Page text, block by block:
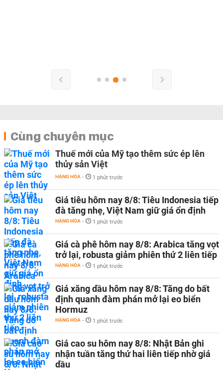
Cùng chuyên mục
Thuế mới của Mỹ tạo thêm sức ép lên
thủy sản Việt
HÀNG HÓA - 1 phút trước
Giá tiêu hôm nay 8/8: Tiêu Indonesia tiếp
đà tăng nhẹ, Việt Nam giữ giá ổn định
HÀNG HÓA - 1 phút trước
Giá cà phê hôm nay 8/8: Arabica tăng vọt
trở lại, robusta giảm phiên thứ 2 liên tiếp
HÀNG HÓA - 1 phút trước
Giá xăng dầu hôm nay 8/8: Tăng do bất
định quanh đàm phán mở lại eo biển
Hormuz
HÀNG HÓA - 1 phút trước
Giá cao su hôm nay 8/8: Nhật Bản ghi
nhận tuần tăng thứ hai liên tiếp nhờ giá
dầu